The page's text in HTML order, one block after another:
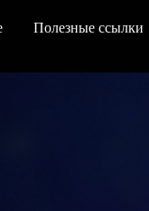
Полезные ссылки